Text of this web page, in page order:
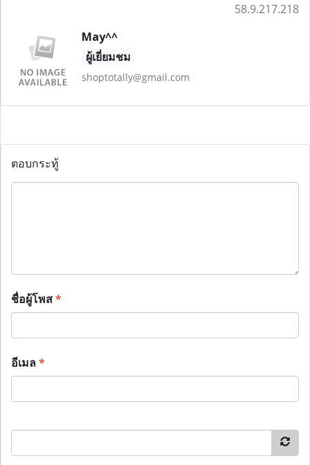
58.9.217.218
May^^
ผู้เยี่ยมชม
shoptotally@gmail.com
ตอบกระทู้
ชื่อผู้โพส*
อีเมล*